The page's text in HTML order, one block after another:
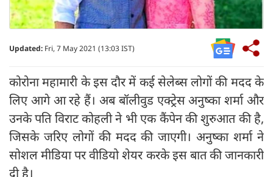
Updated: Fri, 7 May 2021 (13:03 IST)
कोरोना महामारी के इस दौर में कई सेलेब्स लोगों की मदद के
लिए आगे आ रहे हैं। अब बॉलीवुड एक्ट्रेस अनुष्का शर्मा और
उनके पति विराट कोहली ने भी एक कैंपेन की शुरुआत की है,
जिसके जरिए लोगों की मदद की जाएगी। अनुष्का शर्मा ने
सोशल मीडिया पर वीडियो शेयर करके इस बात की जानकारी
दी है।